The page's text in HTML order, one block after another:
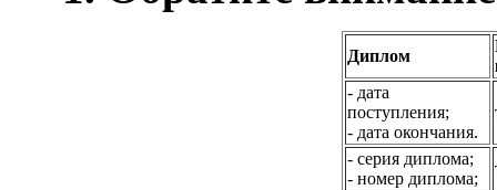
Диплом
- дата
поступления;
- дата окончания.
- серия диплома;
- номер диплома;